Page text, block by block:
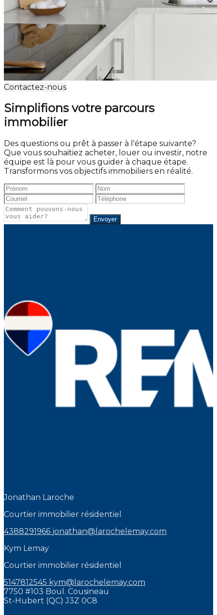
Contactez-nous
Simplifions votre parcours
immobilier
Des questions ou prêt à passer à l'étape suivante?
Que vous souhaitiez acheter, louer ou investir, notre
équipe est là pour vous guider à chaque étape.
Transformons vos objectifs immobiliers en réalité.
Envoyer
Jonathan Laroche
Courtier immobilier résidentiel
4388291966 jonathan@larochelemay.com
Kym Lemay
Courtier immobilier résidentiel
5147812545 kym@larochelemay.com
7750 #103 Boul. Cousineau
St-Hubert (QC) J3Z 0C8